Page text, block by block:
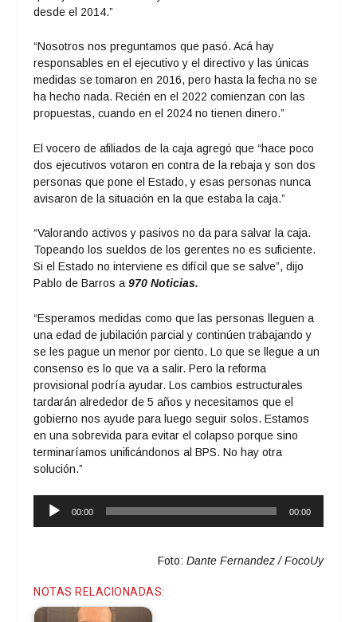
desde el 2014.”
“Nosotros nos preguntamos que pasó. Acá hay
responsables en el ejecutivo y el directivo y las únicas
medidas se tomaron en 2016, pero hasta la fecha no se
ha hecho nada. Recién en el 2022 comienzan con las
propuestas, cuando en el 2024 no tienen dinero.”
El vocero de afiliados de la caja agregó que “hace poco
dos ejecutivos votaron en contra de la rebaja y son dos
personas que pone el Estado, y esas personas nunca
avisaron de la situación en la que estaba la caja.”
“Valorando activos y pasivos no da para salvar la caja.
Topeando los sueldos de los gerentes no es suficiente.
Si el Estado no interviene es difícil que se salve”, dijo
Pablo de Barros a970 Noticias.
“Esperamos medidas como que las personas lleguen a
una edad de jubilación parcial y continúen trabajando y
se les pague un menor por ciento. Lo que se llegue a un
consenso es lo que va a salir. Pero la reforma
provisional podría ayudar. Los cambios estructurales
tardarán alrededor de 5 años y necesitamos que el
gobierno nos ayude para luego seguir solos. Estamos
en una sobrevida para evitar el colapso porque sino
terminaríamos unificándonos al BPS. No hay otra
solución.”
Reproductor
00:00 00:00
Foto: Dante Fernandez / FocoUy
NOTAS RELACIONADAS: